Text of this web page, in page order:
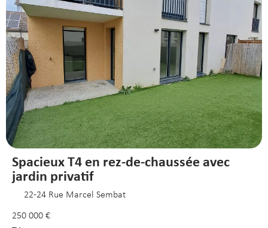
Spacieux T4 en rez-de-chaussée avec
jardin privatif
22-24 Rue Marcel Sembat
250 000 €